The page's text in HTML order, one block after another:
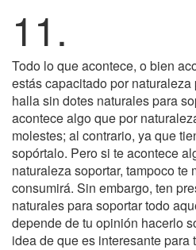
11.
Todo lo que acontece, o bien
estás capacitado por
halla sin dotes naturales para
acontece algo que por
molestes; al contrario, ya que
sopórtalo. Pero si te acontece
naturaleza soportar, tampoco te
consumirá. Sin embargo, ten
naturales para soportar todo
depende de tu opinión hacerlo
idea de que es interesante para